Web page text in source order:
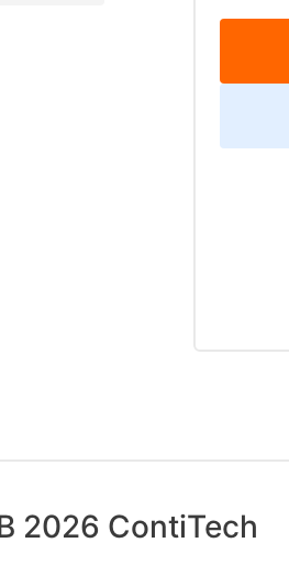
2026 ContiTech